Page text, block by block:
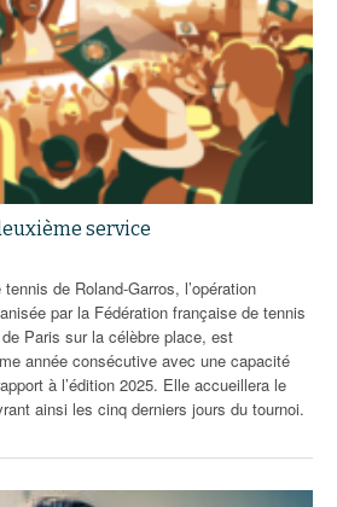
service
de Roland-Garros, l’opération
par la Fédération française de tennis
Paris sur la célèbre place, est
année consécutive avec une capacité
à l’édition 2025. Elle accueillera le
ainsi les cinq derniers jours du tournoi.